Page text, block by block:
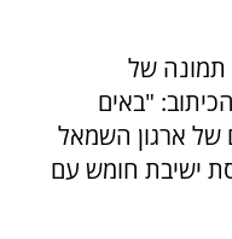
תמונה של
"באים
ארגון השמאל
ישיבת חומש עם